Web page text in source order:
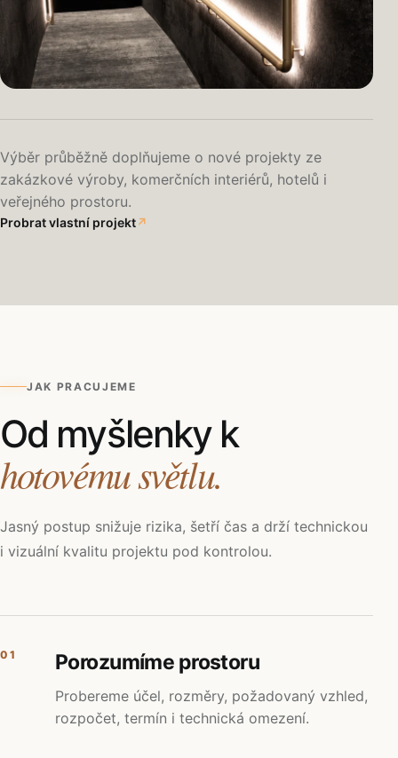
CINESTAR · ATYPICKÝ PRVEK
LED madla na míru
Světlo, orientace a konstrukční detail v jednom řešení.
Výběr průběžně doplňujeme o nové projekty ze
zakázkové výroby, komerčních interiérů, hotelů i
veřejného prostoru.
Probrat vlastní projekt↗
JAK PRACUJEME
Od myšlenky k
hotovému světlu.
Jasný postup snižuje rizika, šetří čas a drží technickou
i vizuální kvalitu projektu pod kontrolou.
01 Porozumíme prostoru
Probereme účel, rozměry, požadovaný vzhled,
rozpočet, termín i technická omezení.